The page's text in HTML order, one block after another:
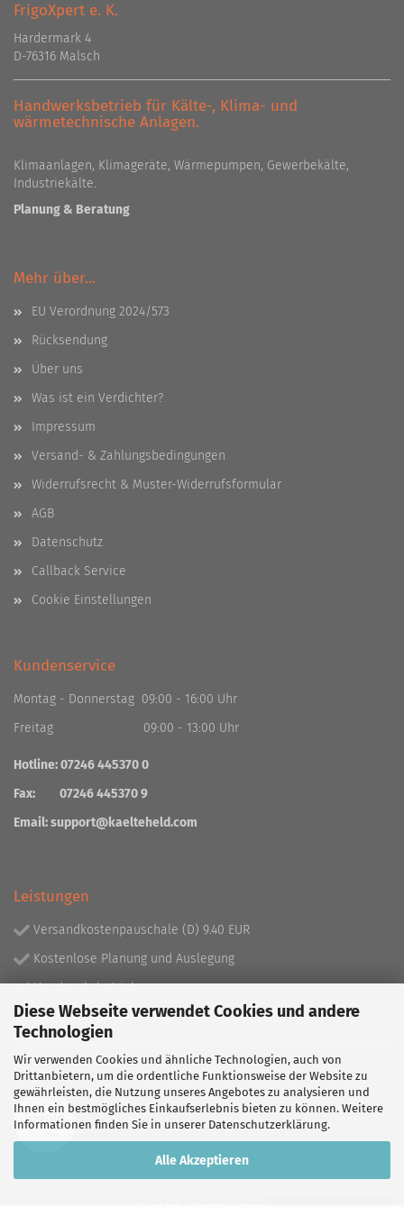
Diese Webseite verwendet Cookies und andere
Technologien
Wir verwenden Cookies und ähnliche Technologien, auch von
Drittanbietern, um die ordentliche Funktionsweise der Website zu
gewährleisten, die Nutzung unseres Angebotes zu analysieren und
Ihnen ein bestmögliches Einkaufserlebnis bieten zu können. Weitere
Informationen finden Sie in unserer Datenschutzerklärung.
Alle Akzeptieren
FrigoXpert e. K.
Hardermark 4
D-76316 Malsch
Handwerksbetrieb für Kälte-, Klima- und
wärmetechnische Anlagen.
Klimaanlagen, Klimageräte, Wärmepumpen, Gewerbekälte,
Industriekälte.
Planung & Beratung
Mehr über...
EU Verordnung 2024/573
Rücksendung
Über uns
Was ist ein Verdichter?
Impressum
Versand- & Zahlungsbedingungen
Widerrufsrecht & Muster-Widerrufsformular
AGB
Datenschutz
Callback Service
Cookie Einstellungen
Kundenservice
Montag - Donnerstag 09:00 - 16:00 Uhr
Freitag 09:00 - 13:00 Uhr
Hotline: 07246 445370 0
Fax: 07246 445370 9
Email:support@kaelteheld.com
Leistungen
Versandkostenpauschale (D) 9.40 EUR
Kostenlose Planung und Auslegung
Handwerksbetrieb
Lieferprogramm mit über 130.000 Artikeln!
Partner